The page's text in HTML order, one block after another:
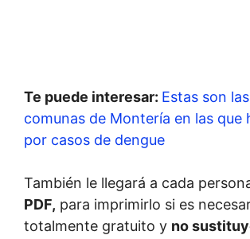
Te puede interesar: Estas son
comunas de Montería en las que
por casos de dengue
También le llegará a cada
PDF, para imprimirlo si es
totalmente gratuito y no